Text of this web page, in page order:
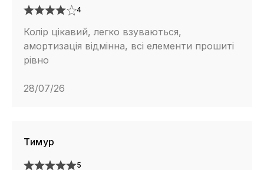
4
Колір цікавий, легко взуваються,
амортизація відмінна, всі елементи прошиті
рівно
28/07/26
Тимур
5